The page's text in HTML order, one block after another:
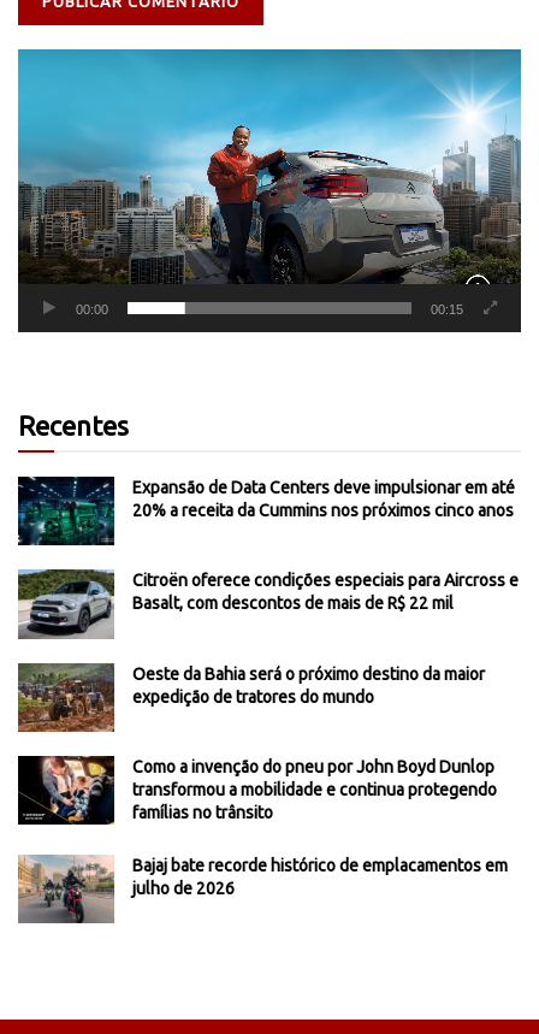
00:00 00:15
Recentes
Expansão de Data Centers deve impulsionar em até
20% a receita da Cummins nos próximos cinco anos
Citroën oferece condições especiais para Aircross e
Basalt, com descontos de mais de R$ 22 mil
Oeste da Bahia será o próximo destino da maior
expedição de tratores do mundo
Como a invenção do pneu por John Boyd Dunlop
transformou a mobilidade e continua protegendo
famílias no trânsito
Bajaj bate recorde histórico de emplacamentos em
julho de 2026